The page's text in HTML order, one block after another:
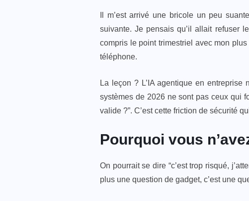
Il m’est arrivé une bricole un peu
suivante. Je pensais qu’il allait refuser
compris le point trimestriel avec mon
téléphone.
La leçon ? L’IA agentique en
systèmes de 2026 ne sont pas ceux qui
valide ?”. C’est cette friction de sécurité
Pourquoi vous
On pourrait se dire “c’est trop risqué,
plus une question de gadget, c’est une